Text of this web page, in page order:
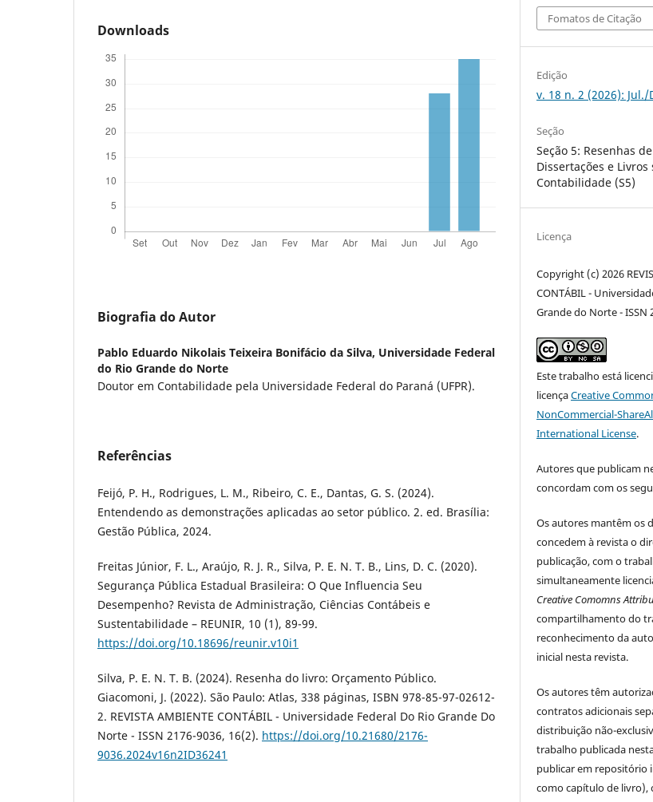
Downloads
Biografia do Autor
Pablo Eduardo Nikolais Teixeira Bonifácio da Silva, Universidade Federal
do Rio Grande do Norte
Doutor em Contabilidade pela Universidade Federal do Paraná (UFPR).
Referências
Feijó, P. H., Rodrigues, L. M., Ribeiro, C. E., Dantas, G. S. (2024).
Entendendo as demonstrações aplicadas ao setor público. 2. ed. Brasília:
Gestão Pública, 2024.
Freitas Júnior, F. L., Araújo, R. J. R., Silva, P. E. N. T. B., Lins, D. C. (2020).
Segurança Pública Estadual Brasileira: O Que Influencia Seu
Desempenho? Revista de Administração, Ciências Contábeis e
Sustentabilidade – REUNIR, 10 (1), 89-99.
https://doi.org/10.18696/reunir.v10i1
Silva, P. E. N. T. B. (2024). Resenha do livro: Orçamento Público.
Giacomoni, J. (2022). São Paulo: Atlas, 338 páginas, ISBN 978-85-97-02612-
2. REVISTA AMBIENTE CONTÁBIL - Universidade Federal Do Rio Grande Do
Norte - ISSN 2176-9036, 16(2). https://doi.org/10.21680/2176-
9036.2024v16n2ID36241
Fomatos de Citação
Edição
v. 18 n. 2 (2026): Jul./
Seção
Seção 5: Resenhas
Dissertações e Livros
Contabilidade (S5)
Licença
Copyright (c) 2026
CONTÁBIL -
Grande do Norte - ISSN
Este trabalho está
licençaCreative
NonCommercial-
International License.
Autores que publicam
concordam com os
Os autores mantêm os
concedem à revista o
publicação, com o
simultaneamente
Creative Comomns
compartilhamento do
reconhecimento da
inicial nesta revista.
Os autores têm
contratos adicionais
distribuição não-
trabalho publicada
publicar em repositório
como capítulo de livro),